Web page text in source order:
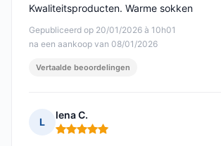
Gepubliceerd op 20/01/2026 à 10h01
na een aankoop van 08/01/2026
Kwaliteitsproducten. Warme sokken
Vertaalde beoordelingen
L
lena C.
Opmerking: 5 van 5